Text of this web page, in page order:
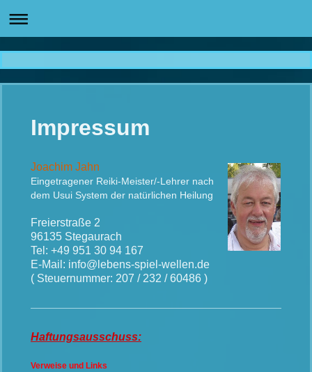
Impressum
Joachim Jahn
Eingetragener Reiki-Meister/-Lehrer nach
dem Usui System der natürlichen Heilung
Freierstraße 2
96135 Stegaurach
Tel: +49 951 30 94 167
E-Mail: info@lebens-spiel-wellen.de
( Steuernummer: 207 / 232 / 60486 )
Haftungsausschuss:
Verweise und Links